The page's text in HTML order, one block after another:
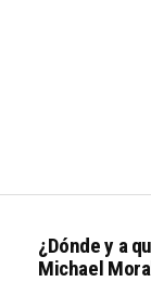
¿Dónde y a
Michael